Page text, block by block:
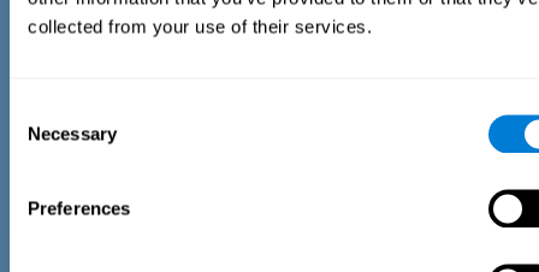
collected from your use of their services.
Selection
Necessary
Preferences